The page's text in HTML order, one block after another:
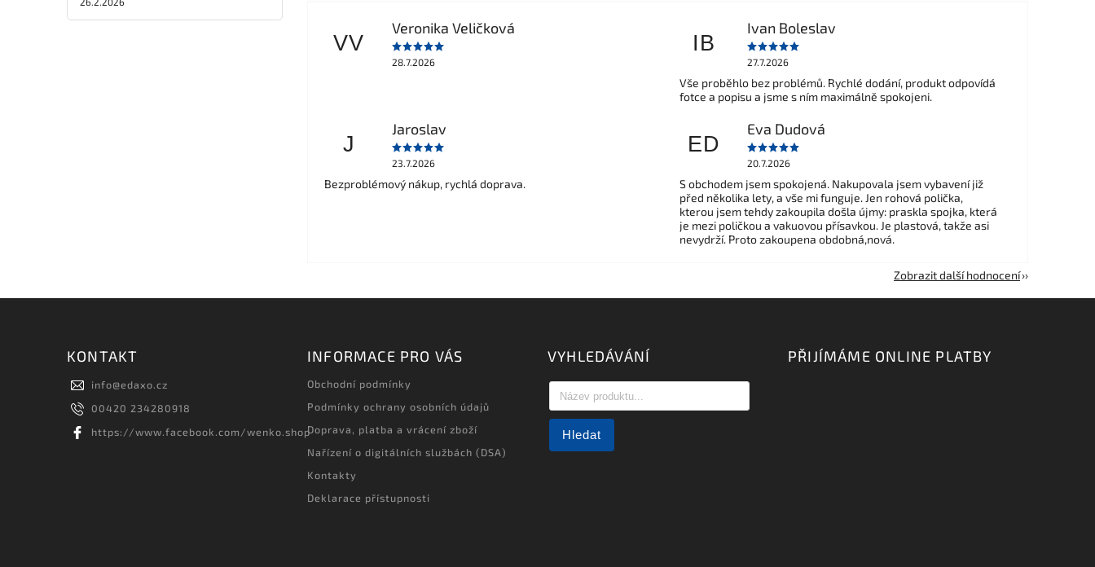
VV
Veronika Veličková
28.7.2026
IB
Ivan Boleslav
27.7.2026
Vše proběhlo bez problémů. Rychlé dodání, produkt odpovídá
fotce a popisu a jsme s ním maximálně spokojeni.
J
Jaroslav
23.7.2026
Bezproblémový nákup, rychlá doprava.
ED
Eva Dudová
20.7.2026
S obchodem jsem spokojená. Nakupovala jsem vybavení již
před několika lety, a vše mi funguje. Jen rohová polička,
kterou jsem tehdy zakoupila došla újmy: praskla spojka, která
je mezi poličkou a vakuovou přísavkou. Je plastová, takže asi
nevydrží. Proto zakoupena obdobná,nová.
Zobrazit další hodnocení
KONTAKT
info@edaxo.cz
00420 234280918
https://www.facebook.com/wenko.shop
INFORMACE PRO VÁS
Obchodní podmínky
Podmínky ochrany osobních údajů
Doprava, platba a vrácení zboží
Nařízení o digitálních službách (DSA)
Kontakty
Deklarace přístupnosti
VYHLEDÁVÁNÍ
Hledat
PŘIJÍMÁME ONLINE PLATBY